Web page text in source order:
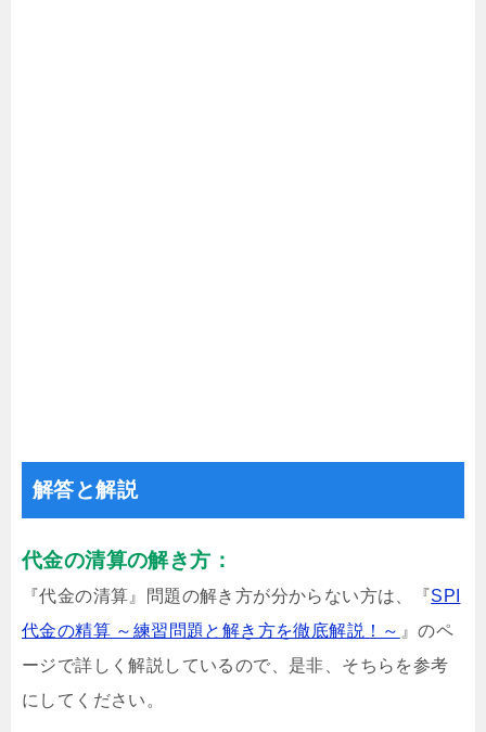
解答と解説
代金の清算の解き方：
『代金の清算』問題の解き方が分からない方は、『SPI
代金の精算 ～練習問題と解き方を徹底解説！～ 』のペ
ージで詳しく解説しているので、是非、そちらを参考
にしてください。